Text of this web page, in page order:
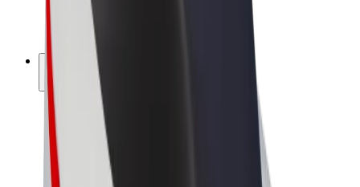
E-kerékpárok
Bolt Plus
Keress a Bolttal
Sofőrök
Sofőr kereset
Futárok